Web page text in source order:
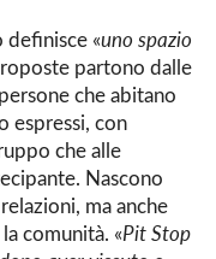
definisce «uno spazio
partono dalle
che abitano
espressi, con
che alle
Nascono
ma anche
comunità. «Pit Stop